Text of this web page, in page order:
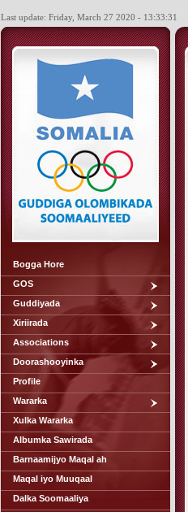
Last update: Friday, March 27 2020 - 13:33:31
Bogga Hore
GOS
Guddiyada
Xiriirada
Associations
Doorashooyinka
Profile
Wararka
Xulka Wararka
Albumka Sawirada
Barnaamijyo Maqal ah
Maqal iyo Muuqaal
Dalka Soomaaliya